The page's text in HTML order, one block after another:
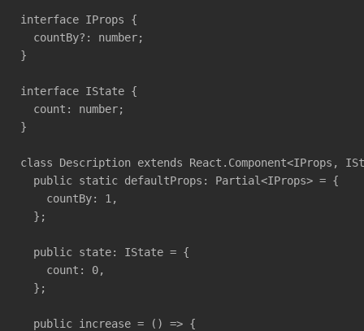
interface IProps {
  countBy?: number;
}
interface IState {
  count: number;
}
class Description extends React.Component<IProps,
  public static defaultProps: Partial<IProps> = {
    countBy: 1,
  };
  public state: IState = {
    count: 0,
  };
  public increase = () => {